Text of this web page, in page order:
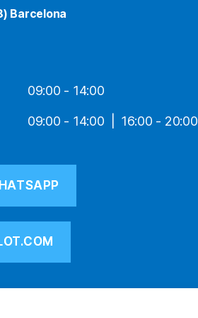
Barcelona
09:00 - 14:00
09:00 - 14:00 16:00 - 20:00